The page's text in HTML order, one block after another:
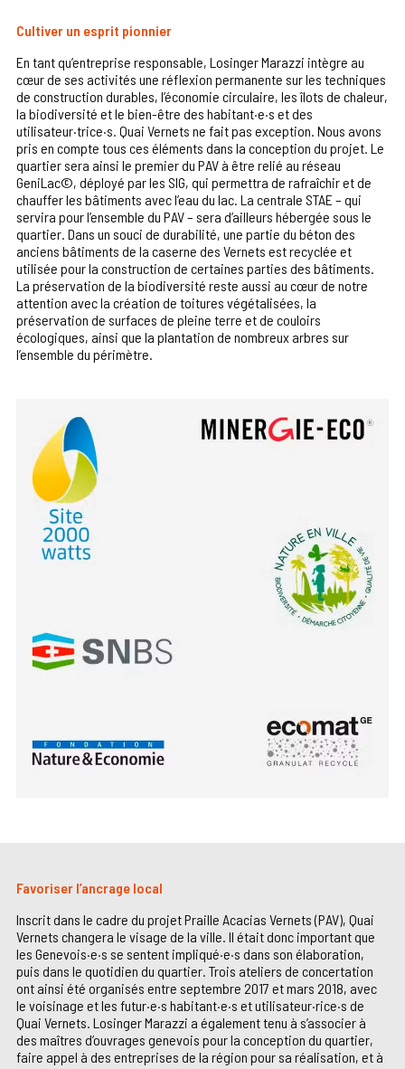
Cultiver un esprit pionnier
En tant qu’entreprise responsable, Losinger Marazzi intègre au
cœur de ses activités une réflexion permanente sur les techniques
de construction durables, l’économie circulaire, les îlots de chaleur,
la biodiversité et le bien-être des habitant·e·s et des
utilisateur·trice·s. Quai Vernets ne fait pas exception. Nous avons
pris en compte tous ces éléments dans la conception du projet. Le
quartier sera ainsi le premier du PAV à être relié au réseau
GeniLac©, déployé par les SIG, qui permettra de rafraîchir et de
chauffer les bâtiments avec l’eau du lac. La centrale STAE – qui
servira pour l’ensemble du PAV – sera d’ailleurs hébergée sous le
quartier. Dans un souci de durabilité, une partie du béton des
anciens bâtiments de la caserne des Vernets est recyclée et
utilisée pour la construction de certaines parties des bâtiments.
La préservation de la biodiversité reste aussi au cœur de notre
attention avec la création de toitures végétalisées, la
préservation de surfaces de pleine terre et de couloirs
écologiques, ainsi que la plantation de nombreux arbres sur
l’ensemble du périmètre.
Favoriser l’ancrage local
Inscrit dans le cadre du projet Praille Acacias Vernets (PAV), Quai
Vernets changera le visage de la ville. Il était donc important que
les Genevois·e·s se sentent impliqué·e·s dans son élaboration,
puis dans le quotidien du quartier. Trois ateliers de concertation
ont ainsi été organisés entre septembre 2017 et mars 2018, avec
le voisinage et les futur·e·s habitant·e·s et utilisateur·rice·s de
Quai Vernets. Losinger Marazzi a également tenu à s’associer à
des maîtres d’ouvrages genevois pour la conception du quartier,
faire appel à des entreprises de la région pour sa réalisation, et à